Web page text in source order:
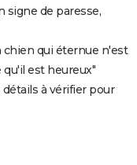
signe de paresse,
chien qui éternue n'est
qu'il est heureux"
à vérifier pour